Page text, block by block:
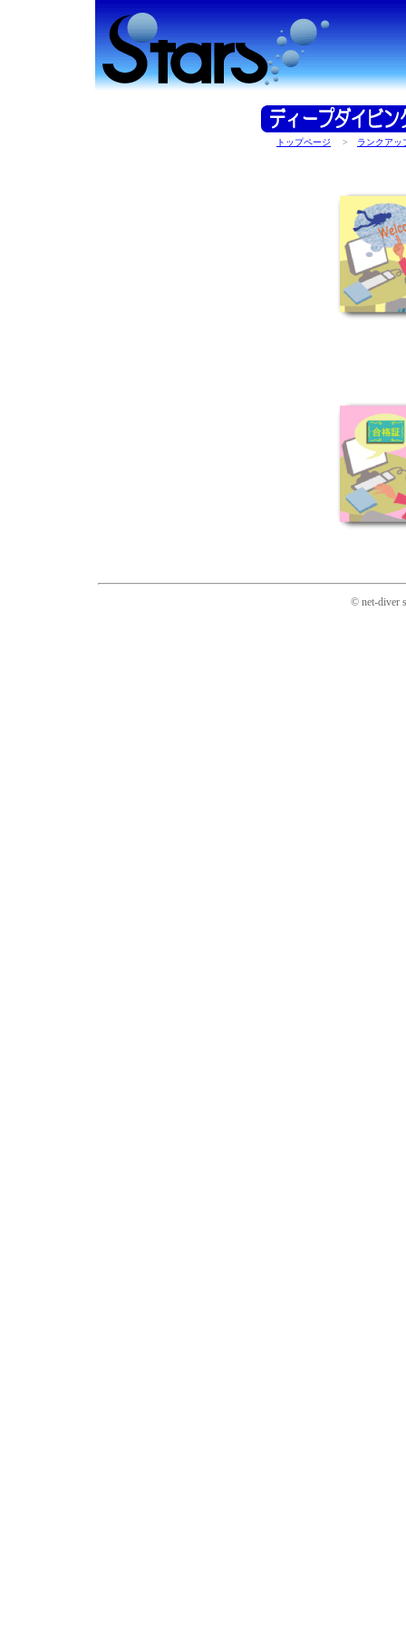
トップページ > ランクアッ
© net-diver